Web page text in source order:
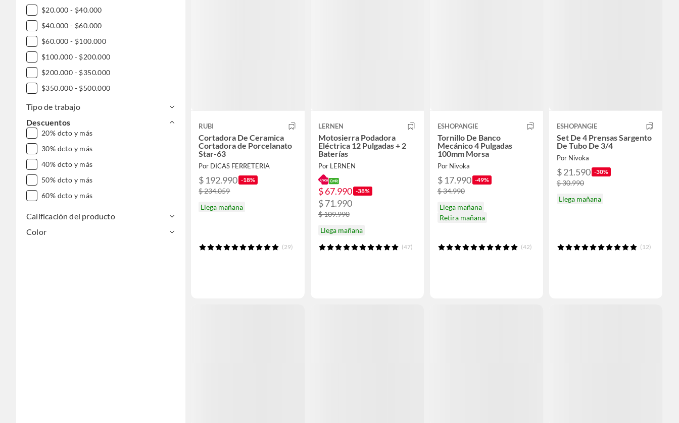
$20.000 - $40.000
$40.000 - $60.000
$60.000 - $100.000
$100.000 - $200.000
$200.000 - $350.000
$350.000 - $500.000
$500.000 - $1.000.000
DESDE $1.000.000
Tipo de trabajo
Descuentos
20% dcto y más
30% dcto y más
40% dcto y más
50% dcto y más
60% dcto y más
Calificación del producto
Color
RUBI
Cortadora De Ceramica
Cortadora de Porcelanato
Star-63
Por DICAS FERRETERIA
$ 192.990 -18%
$ 234.059
Llega mañana
(29)
LERNEN
Motosierra Podadora
Eléctrica 12 Pulgadas + 2
Baterías
Por LERNEN
$ 67.990 -38%
$ 71.990
$ 109.990
Llega mañana
(47)
ESHOPANGIE
Tornillo De Banco
Mecánico 4 Pulgadas
100mm Morsa
Por Nivoka
$ 17.990 -49%
$ 34.990
Llega mañana
Retira mañana
(42)
ESHOPANGIE
Set De 4 Prensas Sargento
De Tubo De 3/4
Por Nivoka
$ 21.590 -30%
$ 30.990
Llega mañana
(12)